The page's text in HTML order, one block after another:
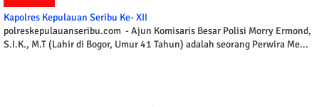
Kapolres Kepulauan Seribu Ke- XII
polreskepulauanseribu.com - Ajun Komisaris Besar Polisi Morry Ermond,
S.I.K., M.T (Lahir di Bogor, Umur 41 Tahun) adalah seorang Perwira Me...